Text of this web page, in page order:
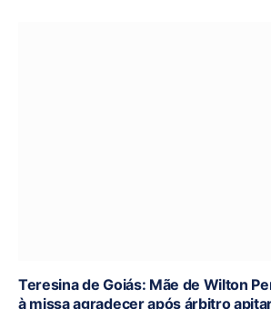
Teresina de Goiás: Mãe de Wilton
à missa agradecer após árbitro